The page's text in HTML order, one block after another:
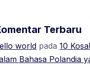
Terbaru
world pada10
Bahasa Polandia